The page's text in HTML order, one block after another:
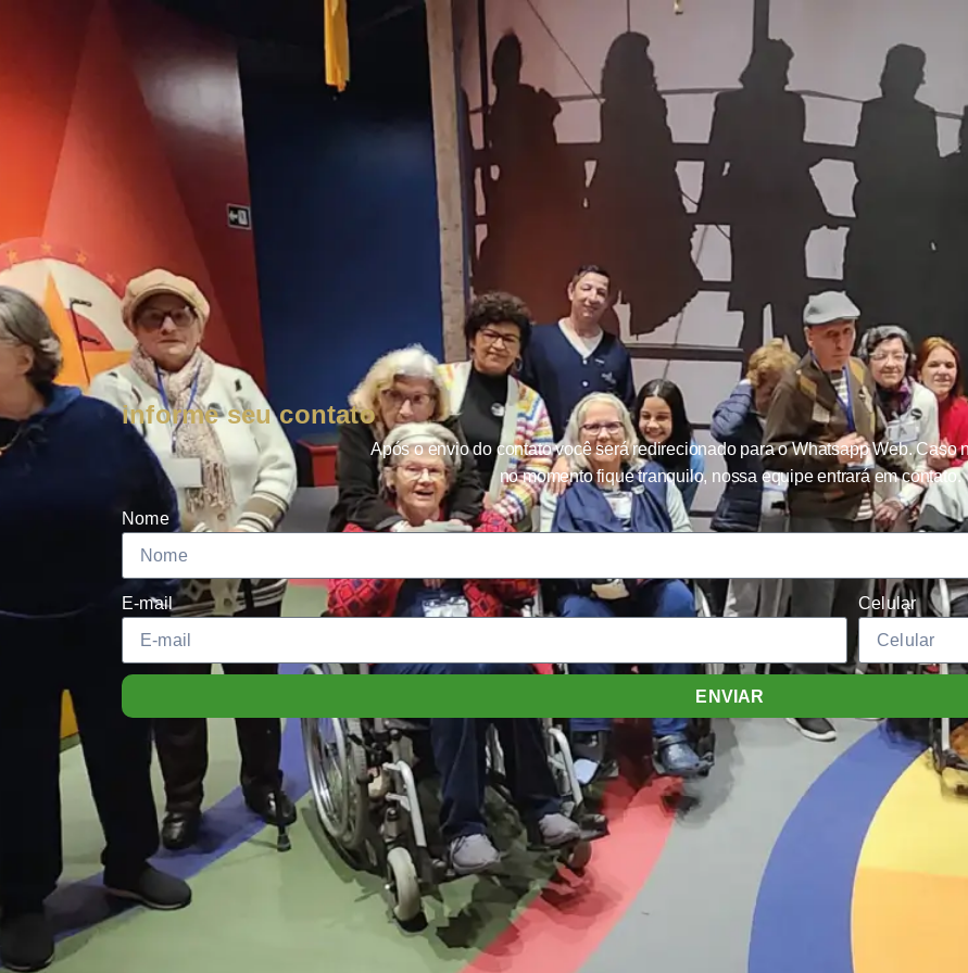
informe seu contato
Após o envio do contato você será redirecionado para o Whatsapp Web. Caso
no momento fique tranquilo, nossa equipe entrará em contato.
Nome
E-mail Celular
ENVIAR